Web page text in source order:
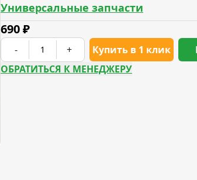
Универсальные запчасти
690₽
- + Купить в 1 клик
ОБРАТИТЬСЯ К МЕНЕДЖЕРУ